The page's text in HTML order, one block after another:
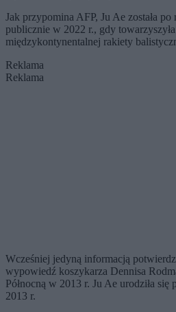
Jak przypomina AFP, Ju Ae została
publicznie w 2022 r., gdy
międzykontynentalnej rakiety
Reklama
Reklama
Wcześniej jedyną informacją
wypowiedź koszykarza Dennisa
Północną w 2013 r. Ju Ae urodziła
2013 r.